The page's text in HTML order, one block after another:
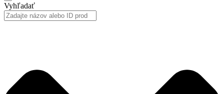
Vyhľadať